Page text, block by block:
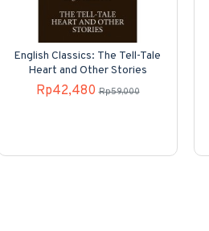
English Classics: The Tell-Tale
Heart and Other Stories
Rp42,480 Rp59,000